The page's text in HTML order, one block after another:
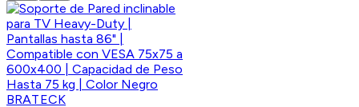
BRATECK